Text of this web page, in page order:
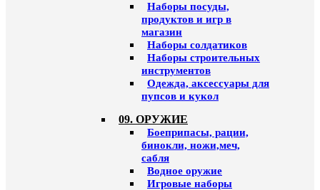
Наборы посуды,
продуктов и игр в
магазин
Наборы солдатиков
Наборы строительных
инструментов
Одежда, аксессуары для
пупсов и кукол
09. ОРУЖИЕ
Боеприпасы, рации,
бинокли, ножи,меч,
сабля
Водное оружие
Игровые наборы